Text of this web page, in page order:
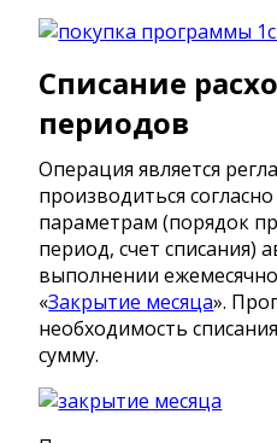
Списание
периодов
Операция является
производиться
параметрам (порядок
период, счет списания)
выполнении
«Закрытие месяца».
необходимость
сумму.